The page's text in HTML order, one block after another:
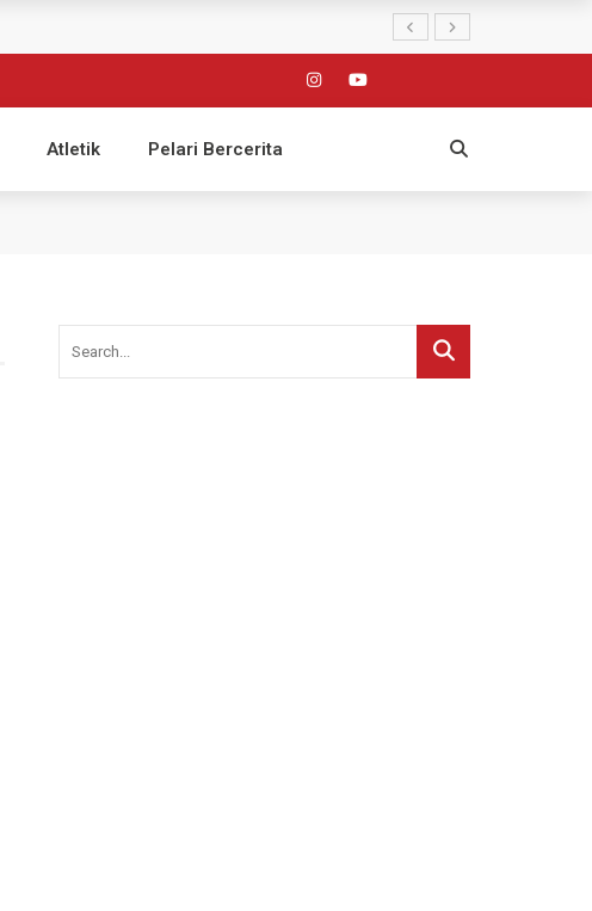
Atletik Pelari Bercerita